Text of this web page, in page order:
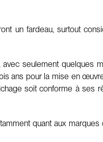
un fardeau, surtout
seulement quelques
ans pour la mise en
soit conforme à ses
quant aux